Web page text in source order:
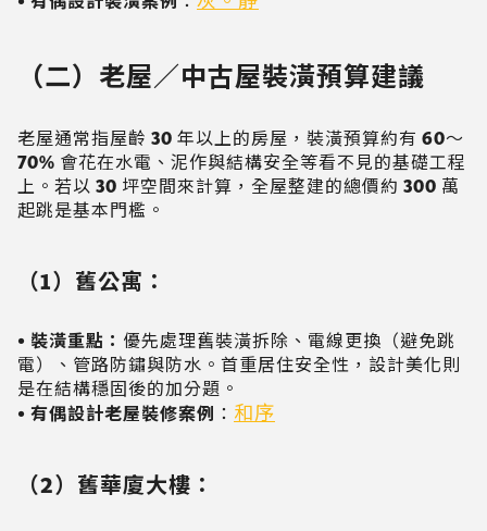
（二）老屋／中古屋裝潢預算建議
老屋通常指屋齡 30 年以上的房屋，裝潢預算約有 60～
70% 會花在水電、泥作與結構安全等看不見的基礎工程
上。若以 30 坪空間來計算，全屋整建的總價約 300 萬
起跳是基本門檻。
（1）舊公寓：
• 裝潢重點： 優先處理舊裝潢拆除、電線更換（避免跳
電）、管路防鏽與防水。首重居住安全性，設計美化則
是在結構穩固後的加分題。
• 有偶設計老屋裝修案例 ： 和序
（2）舊華廈大樓：